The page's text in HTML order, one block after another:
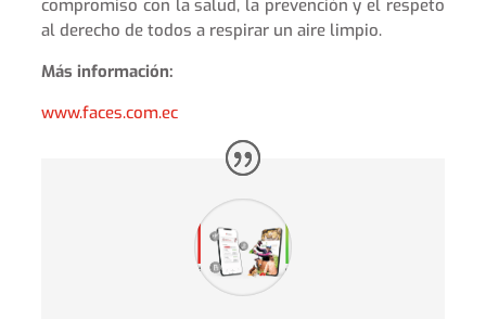
compromiso con la salud, la prevención y el respeto
al derecho de todos a respirar un aire limpio.
Más información:
www.faces.com.ec